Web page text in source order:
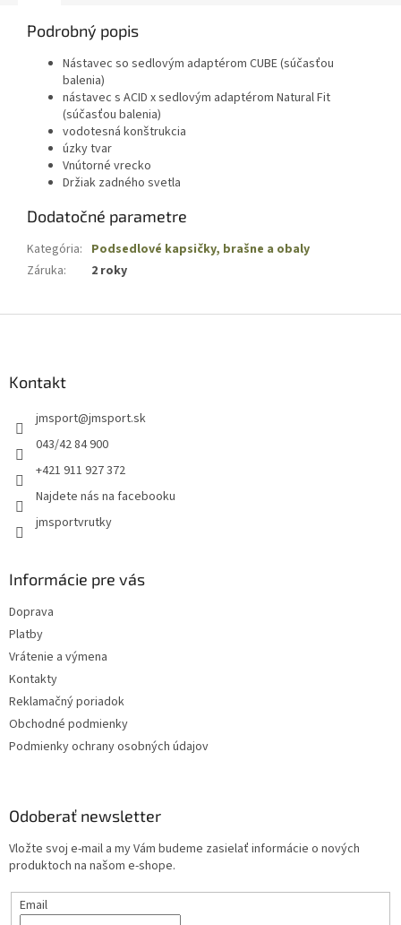
Podrobný popis
Nástavec so sedlovým adaptérom CUBE (súčasťou
balenia)
nástavec s ACID x sedlovým adaptérom Natural Fit
(súčasťou balenia)
vodotesná konštrukcia
úzky tvar
Vnútorné vrecko
Držiak zadného svetla
Dodatočné parametre
Kategória: Podsedlové kapsičky, brašne a obaly
Záruka: 2 roky
Kontakt
jmsport@jmsport.sk
043/42 84 900
+421 911 927 372
Najdete nás na facebooku
jmsportvrutky
Informácie pre vás
Doprava
Platby
Vrátenie a výmena
Kontakty
Reklamačný poriadok
Obchodné podmienky
Podmienky ochrany osobných údajov
Odoberať newsletter
Vložte svoj e-mail a my Vám budeme zasielať informácie o nových
produktoch na našom e-shope.
Email